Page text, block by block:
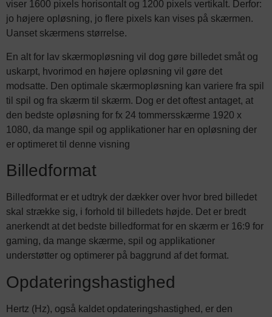
viser 1600 pixels horisontalt og 1200 pixels vertikalt. Derfor:
jo højere opløsning, jo flere pixels kan vises på skærmen.
Uanset skærmens størrelse.
En alt for lav skærmopløsning vil dog gøre billedet småt og
uskarpt, hvorimod en højere opløsning vil gøre det
modsatte. Den optimale skærmopløsning kan variere fra spil
til spil og fra skærm til skærm. Dog er det oftest antaget, at
den bedste opløsning for fx 24 tommersskærme 1920 x
1080, da mange spil og applikationer har en opløsning der
er optimeret til denne visning
Billedformat
Billedformat er et udtryk der dækker over hvor bred billedet
skal strække sig, i forhold til billedets højde. Det er bredt
anerkendt at det bedste billedformat for en skærm er 16:9 for
gaming, da mange skærme, spil og applikationer
understøtter og optimerer på baggrund af det format.
Opdateringshastighed
Hertz (Hz), også kaldet opdateringshastighed, er den